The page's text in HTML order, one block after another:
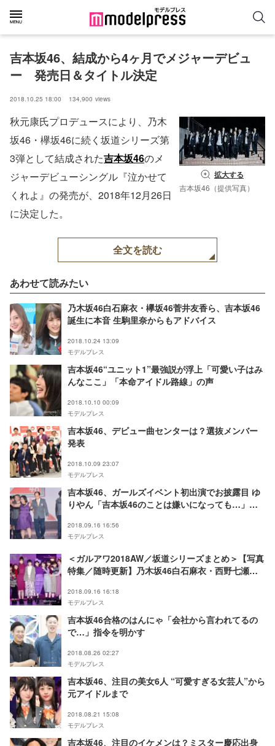
吉本坂46、結成から4ヶ月でメジャーデビュ
ー　発売日＆タイトル決定
2018.10.25 18:00 134,900 views
拡大する
吉本坂46（提供写真）
秋元康氏プロデュースにより、乃木
坂46・欅坂46に続く坂道シリーズ第
3弾として結成された吉本坂46のメ
ジャーデビューシングル『泣かせて
くれよ』の発売が、2018年12月26日
に決定した。
全文を読む
あわせて読みたい
乃木坂46白石麻衣・欅坂46菅井友香ら、吉本坂46
誕生に本音 生駒里奈からもアドバイス
2018.10.24 13:09
モデルプレス
吉本坂46“ユニット1”最強説が浮上「可愛い子はみ
んなここ」「本命アイドル路線」の声
2018.10.10 00:09
モデルプレス
吉本坂46、デビュー曲センターは？選抜メンバー
発表
2018.10.09 23:07
モデルプレス
吉本坂46、ガールズイベント初出演でお披露目 ゆ
りやん「吉本坂46のことは嫌いになっても…」＜
2018.09.16 16:56
モデルプレス
＜ガルアワ2018AW／坂道シリーズまとめ＞【写真
特集／随時更新】乃木坂46白石麻衣・西野七瀬、
「GirlsAward 2018 AUTUMN／WINTER」
2018.09.16 16:18
モデルプレス
吉本坂46合格のはんにゃ「会社から言われてるの
で…」指令を明かす
2018.08.26 02:27
モデルプレス
吉本坂46、注目の美女6人 “可愛すぎる女芸人”から
元アイドルまで
2018.08.21 15:08
モデルプレス
吉本坂46、注目のイケメンは？ミスター慶応出身